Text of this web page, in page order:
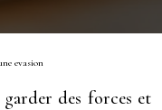
evasion
des forces et